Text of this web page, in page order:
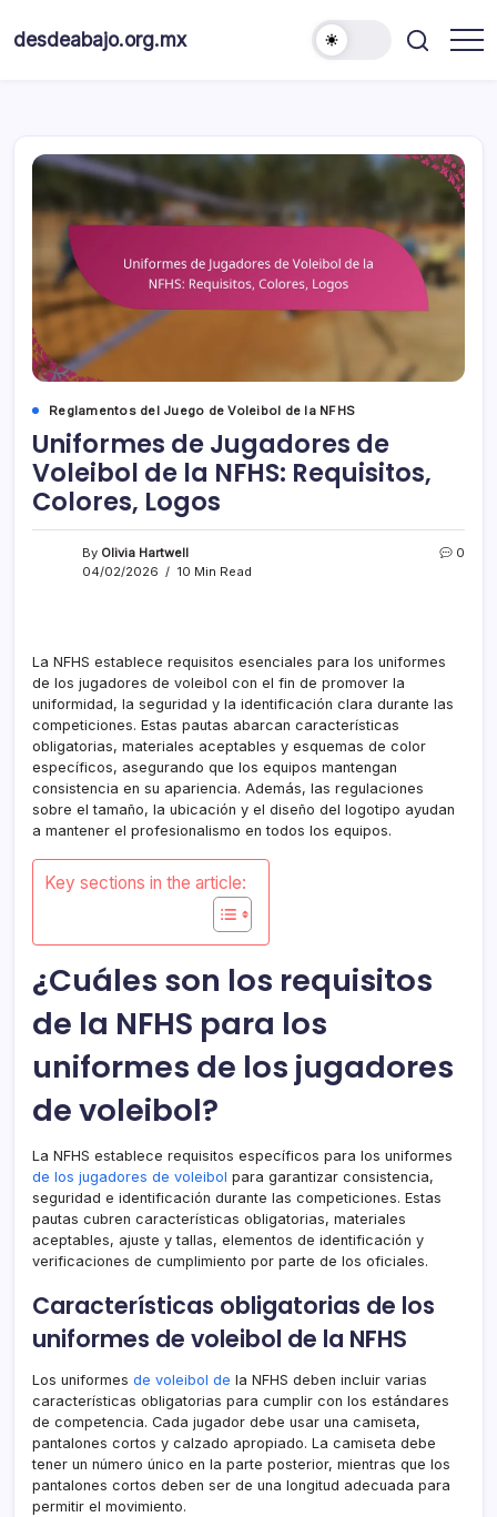
desdeabajo.org.mx
Reglamentos del Juego de Voleibol de la NFHS
Uniformes de Jugadores de
Voleibol de la NFHS: Requisitos,
Colores, Logos
By Olivia Hartwell
04/02/2026
10 Min Read
0
La NFHS establece requisitos esenciales para los uniformes
de los jugadores de voleibol con el fin de promover la
uniformidad, la seguridad y la identificación clara durante las
competiciones. Estas pautas abarcan características
obligatorias, materiales aceptables y esquemas de color
específicos, asegurando que los equipos mantengan
consistencia en su apariencia. Además, las regulaciones
sobre el tamaño, la ubicación y el diseño del logotipo ayudan
a mantener el profesionalismo en todos los equipos.
Key sections in the article:
¿Cuáles son los requisitos
de la NFHS para los
uniformes de los jugadores
de voleibol?
La NFHS establece requisitos específicos para los uniformes
de los jugadores de voleibol para garantizar consistencia,
seguridad e identificación durante las competiciones. Estas
pautas cubren características obligatorias, materiales
aceptables, ajuste y tallas, elementos de identificación y
verificaciones de cumplimiento por parte de los oficiales.
Características obligatorias de los
uniformes de voleibol de la NFHS
Los uniformes de voleibol de la NFHS deben incluir varias
características obligatorias para cumplir con los estándares
de competencia. Cada jugador debe usar una camiseta,
pantalones cortos y calzado apropiado. La camiseta debe
tener un número único en la parte posterior, mientras que los
pantalones cortos deben ser de una longitud adecuada para
permitir el movimiento.